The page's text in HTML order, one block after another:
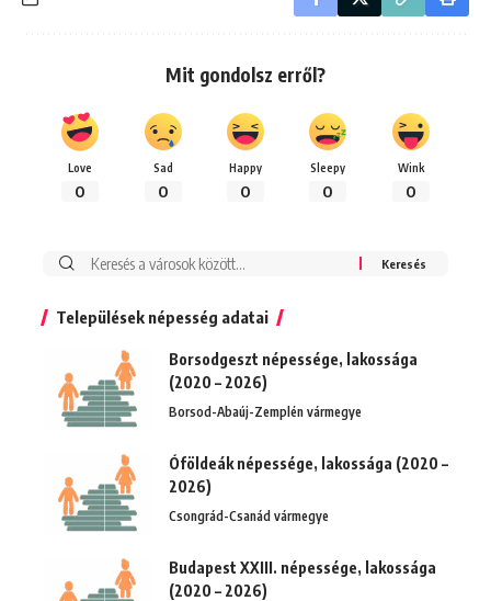
Mit gondolsz erről?
Love
0
Sad
0
Happy
0
Sleepy
0
Wink
0
Keresés:
Települések népesség adatai
Borsodgeszt népessége, lakossága
(2020 – 2026)
Borsod-Abaúj-Zemplén vármegye
Óföldeák népessége, lakossága (2020 –
2026)
Csongrád-Csanád vármegye
Budapest XXIII. népessége, lakossága
(2020 – 2026)